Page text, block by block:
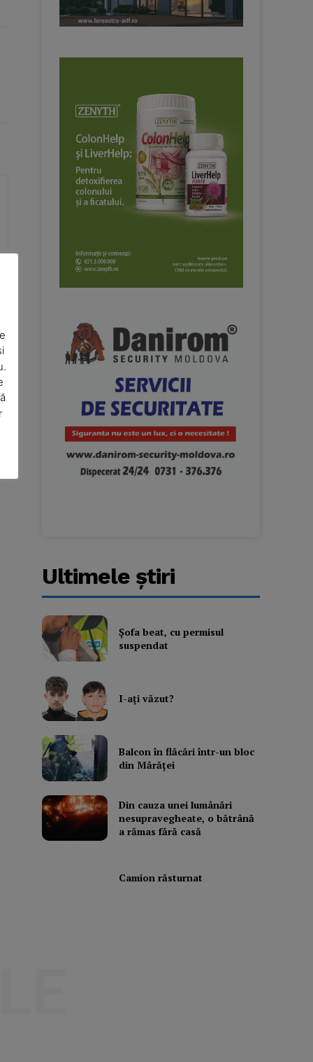
Ultimele ştiri
Şofa beat, cu permisul
suspendat
I-aţi văzut?
Balcon în flăcări într-un bloc
din Mărăţei
Din cauza unei lumânări
nesupravegheate, o bătrână
a rămas fără casă
Camion răsturnat